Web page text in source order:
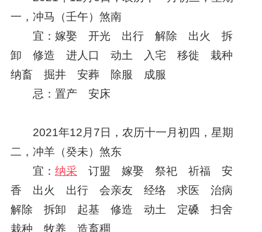
一，冲马（壬午）煞南
宜：嫁娶 开光 出行 解除 出火 拆
卸 修造 进人口 动土 入宅 移徙 栽种
纳畜 掘井 安葬 除服 成服
忌：置产 安床
2021年12月7日，农历十一月初四，星期
二，冲羊（癸未）煞东
宜： 纳采订盟 嫁娶 祭祀 祈福 安
香 出火 出行 会亲友 经络 求医 治病
解除 拆卸 起基 修造 动土 定磉 扫舍
栽种 牧养 造畜稠